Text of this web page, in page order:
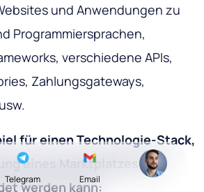
und Anwendungen zu
Programmiersprachen,
verschiedene APIs,
Zahlungsgateways,
für einen Technologie-Stack,
eines Marktplatzes wie
werden kann:
Telegram Email